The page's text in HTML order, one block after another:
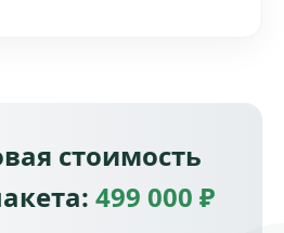
стоимость
499 000 ₽